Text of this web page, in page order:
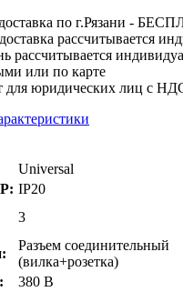
доставка по г.Рязани -
рассчитывается
рассчитывается
или по карте
для юридических лиц с
Universal
IP20
3
Разъем соединительный
(вилка+розетка)
380 В